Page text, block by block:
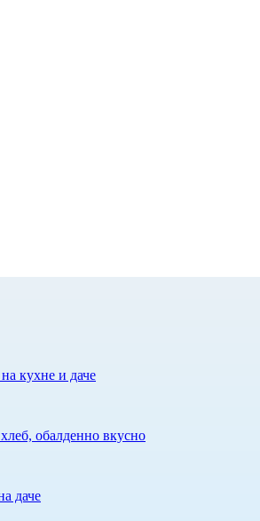
кухне и даче
обалденно вкусно
даче